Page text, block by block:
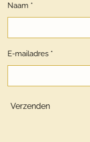
Naam *
E-mailadres *
Verzenden